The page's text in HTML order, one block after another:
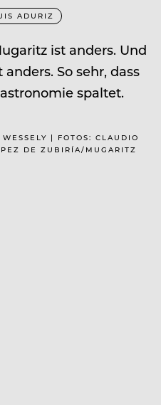
ADURIZ
ist anders. Und
So sehr, dass
spaltet.
| FOTOS: CLAUDIO
DE ZUBIRÍA/MUGARITZ